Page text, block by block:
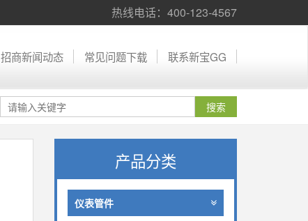
热线电话：400-123-4567
招商新闻动态 常见问题下载 联系新宝GG
产品分类
仪表管件